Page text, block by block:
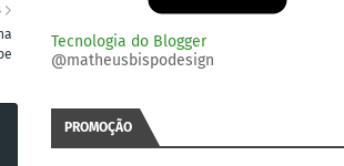
Tecnologia do Blogger
@matheusbispodesign
PROMOÇÃO